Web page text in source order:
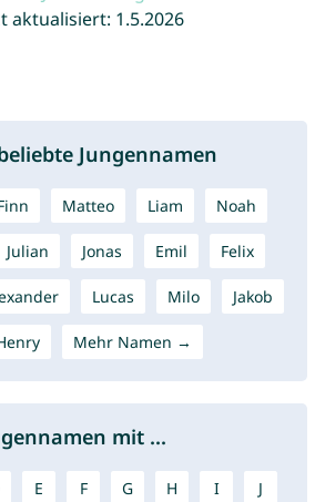
aktualisiert: 1.5.2026
Jungennamen
Matteo Liam Noah
Julian Jonas Emil Felix
Lucas Milo Jakob
Mehr Namen →
mit ...
E F G H I J